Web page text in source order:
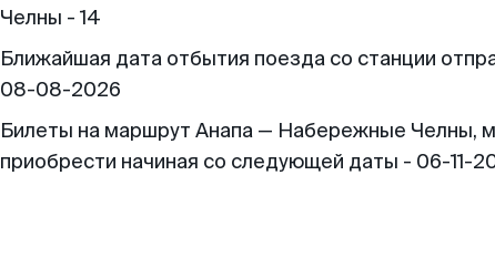
Челны - 14
Ближайшая дата отбытия поезда со станции
08-08-2026
Билеты на маршрут Анапа — Набережные Челны,
приобрести начиная со следующей даты - 06-11-